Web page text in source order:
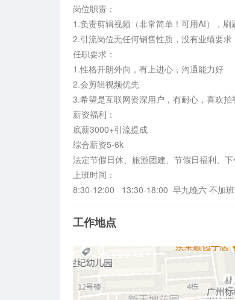
岗位职责：
1.负责剪辑视频（非常简单！可用AI），
2.引流岗位无任何销售性质，没有业绩要求
任职要求：
1.性格开朗外向，有上进心，沟通能力好
2.会剪辑视频优先
3.希望是互联网资深用户，有耐心，喜欢拍
薪资福利：
底薪3000+引流提成
综合薪资5-6k
法定节假日休、旅游团建、节假日福利、
上班时间：
8:30-12:00   13:30-18:00  早九晚六 不加班
工作地点